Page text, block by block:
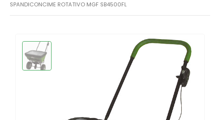
SPANDICONCIME ROTATIVO MGF SB4500FL